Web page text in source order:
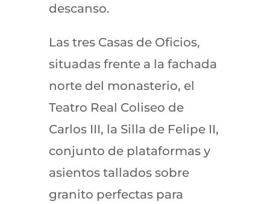
descanso.
Las tres Casas de Oficios,
situadas frente a la fachada
norte del monasterio, el
Teatro Real Coliseo de
Carlos III, la Silla de Felipe II,
conjunto de plataformas y
asientos tallados sobre
granito perfectas para